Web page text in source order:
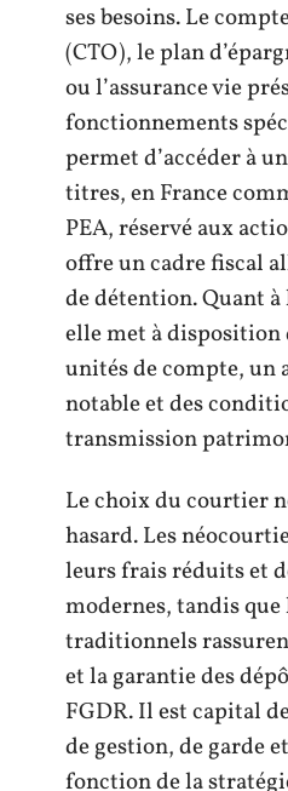
ses besoins. Le
(CTO), le plan
ou l’assurance vie
fonctionnements
permet d’accéder à
titres, en France
PEA, réservé aux
offre un cadre fiscal
de détention. Quant à
elle met à disposition
unités de compte, un
notable et des
transmission
Le choix du courtier
hasard. Les
leurs frais réduits et
modernes, tandis
traditionnels
et la garantie des
FGDR. Il est capital
de gestion, de garde
fonction de la